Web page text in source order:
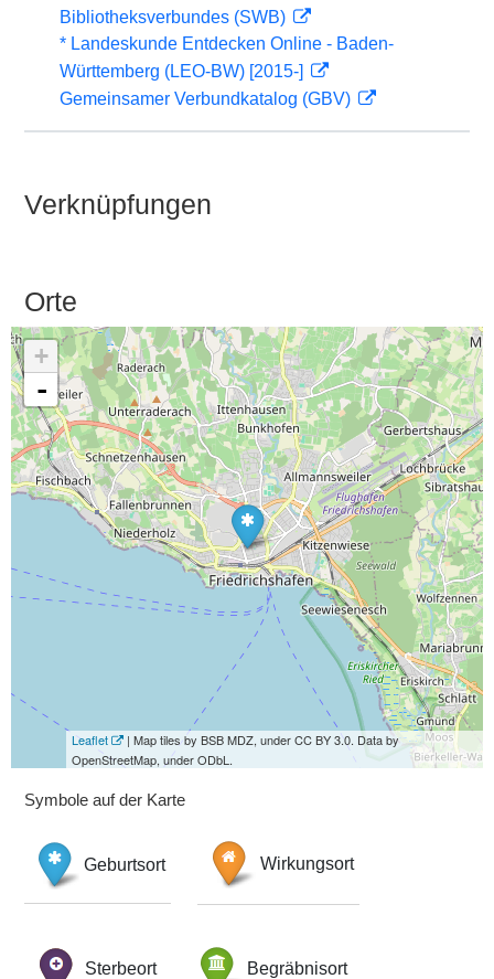
Bibliotheksverbundes (SWB)
* Landeskunde Entdecken Online - Baden-
Württemberg (LEO-BW) [2015-]
Gemeinsamer Verbundkatalog (GBV)
Verknüpfungen
Orte
+
-
Leaflet
| Map tiles by BSB MDZ, under CC BY 3.0. Data by
OpenStreetMap, under ODbL.
Symbole auf der Karte
Geburtsort Wirkungsort
Sterbeort Begräbnisort